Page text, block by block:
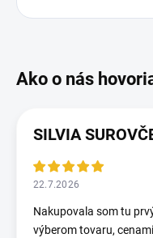
SILVIA
22.7.2026
Nakupovala som tu
výberom tovaru,